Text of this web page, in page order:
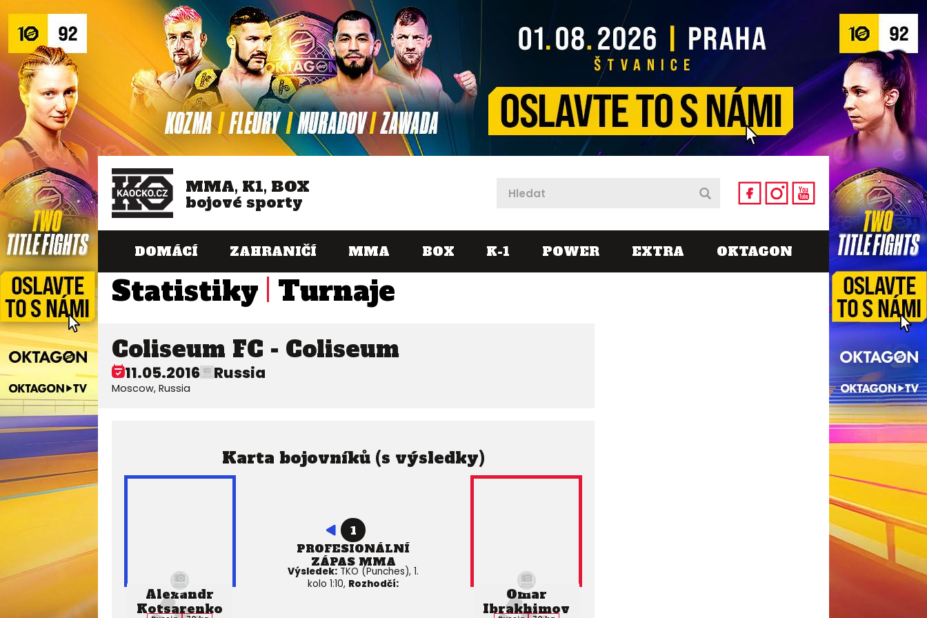
MMA, K1, BOX
bojové sporty
DOMÁCÍ ZAHRANIČÍ MMA BOX K-1 POWER EXTRA OKTAGON
Statistiky Turnaje
Coliseum FC - Coliseum
11.05.2016 Russia
Moscow, Russia
Karta bojovníků (s výsledky)
Alexandr
Kotsarenko
1
PROFESIONÁLNÍ
ZÁPAS MMA
Výsledek: TKO (Punches), 1.
kolo 1:10, Rozhodčí:
Omar
Ibrakhimov